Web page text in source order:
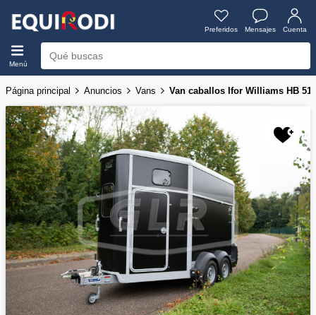
Preferidos Mensajes Cuenta
Menú
Página principal Anuncios Vans Van caballos Ifor Williams HB